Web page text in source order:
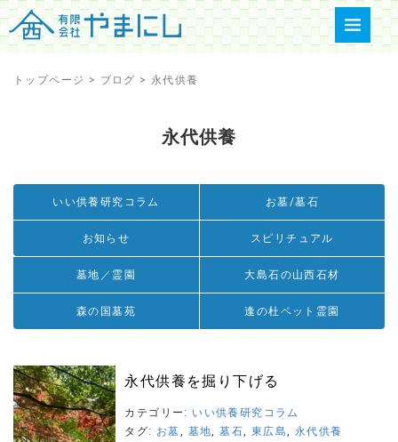
トップページ > ブログ > 永代供養
永代供養
いい供養研究コラム お墓/墓石
お知らせ スピリチュアル
墓地／霊園 大島石の山西石材
森の国墓苑 逢の杜ペット霊園
永代供養を掘り下げる
カテゴリー: いい供養研究コラム
タグ: お墓 墓地 ,墓石 東広島 永代供養